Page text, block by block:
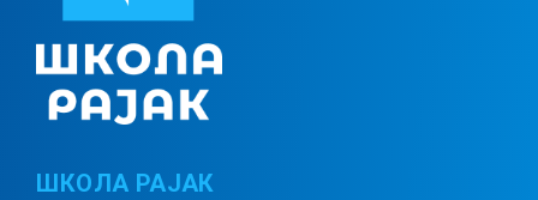
ШКОЛА РАЈАК